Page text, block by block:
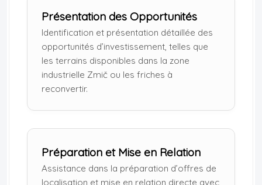
Présentation des Opportunités
Identification et présentation détaillée des
opportunités d’investissement, telles que
les terrains disponibles dans la zone
industrielle Zmič ou les friches à
reconvertir.
Préparation et Mise en Relation
Assistance dans la préparation d’offres de
localisation et mise en relation directe avec